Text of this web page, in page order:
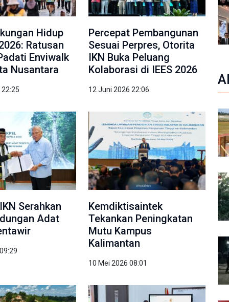
Hidup
Ratusan
Enviwalk
Nusantara
Percepat Pembangunan
Sesuai Perpres, Otorita
IKN Buka Peluang
Kolaborasi di IEES 2026
12 Juni 2026 22:06
Serahkan
Adat
Kemdiktisaintek
Tekankan Peningkatan
Mutu Kampus
Kalimantan
10 Mei 2026 08:01